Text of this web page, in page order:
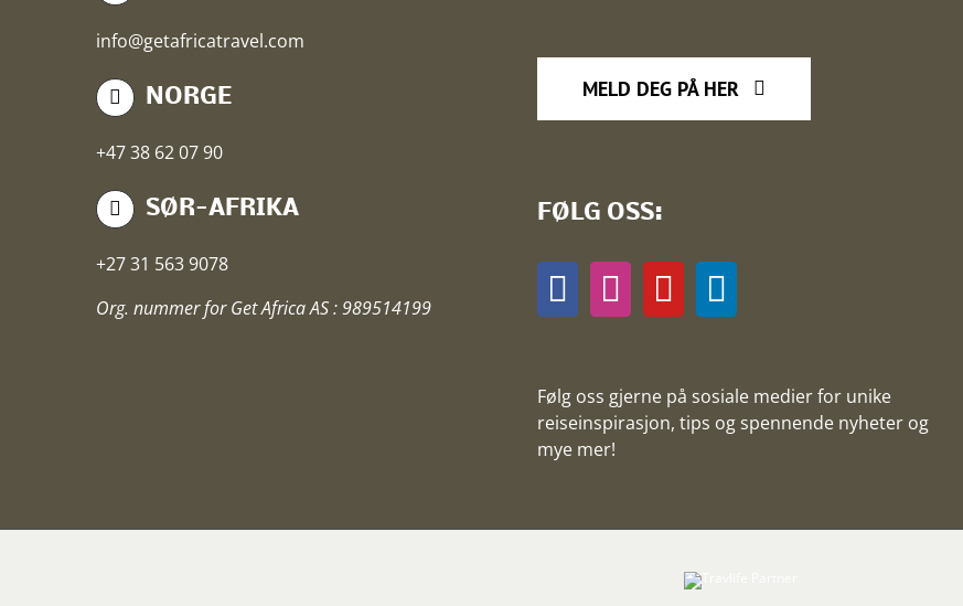
info@getafricatravel.com
NORGE
+47 38 62 07 90
SØR-AFRIKA
+27 31 563 9078
Org. nummer for Get Africa AS : 989514199
MELD DEG PÅ HER
FØLG OSS:
Følg oss gjerne på sosiale medier for unike
reiseinspirasjon, tips og spennende nyheter og
mye mer!